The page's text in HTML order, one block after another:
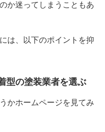
か迷ってしまうこともあ
は、以下のポイントを抑
型の塗装業者を選ぶ
かホームページを見てみ